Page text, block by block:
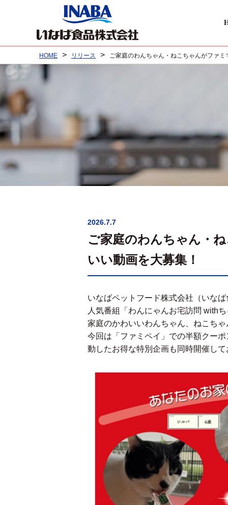
HOME > リリース > ご家庭のわんちゃん・ねこちゃんがファ
2026.7.7
ご家庭のわんちゃん・
いい動画を大募集！
いなばペットフード株式会社（いな
人気番組「わんにゃんお宅訪問 with
家庭のかわいいわんちゃん、ねこち
今回は「ファミペイ」での半額クー
動したお得な特別企画も同時開催し